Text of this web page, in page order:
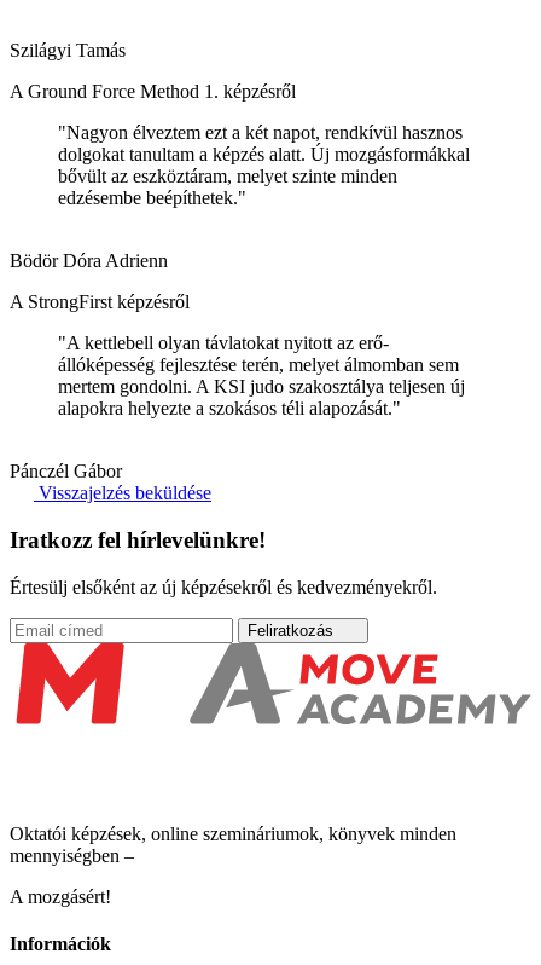
Szilágyi Tamás
A Ground Force Method 1. képzésről
"Nagyon élveztem ezt a két napot, rendkívül hasznos
dolgokat tanultam a képzés alatt. Új mozgásformákkal
bővült az eszköztáram, melyet szinte minden
edzésembe beépíthetek."
Bödör Dóra Adrienn
A StrongFirst képzésről
"A kettlebell olyan távlatokat nyitott az erő-
állóképesség fejlesztése terén, melyet álmomban sem
mertem gondolni. A KSI judo szakosztálya teljesen új
alapokra helyezte a szokásos téli alapozását."
Pánczél Gábor
Visszajelzés beküldése
Iratkozz fel hírlevelünkre!
Értesülj elsőként az új képzésekről és kedvezményekről.
Feliratkozás
Oktatói képzések, online szemináriumok, könyvek minden
mennyiségben –
A mozgásért!
Információk